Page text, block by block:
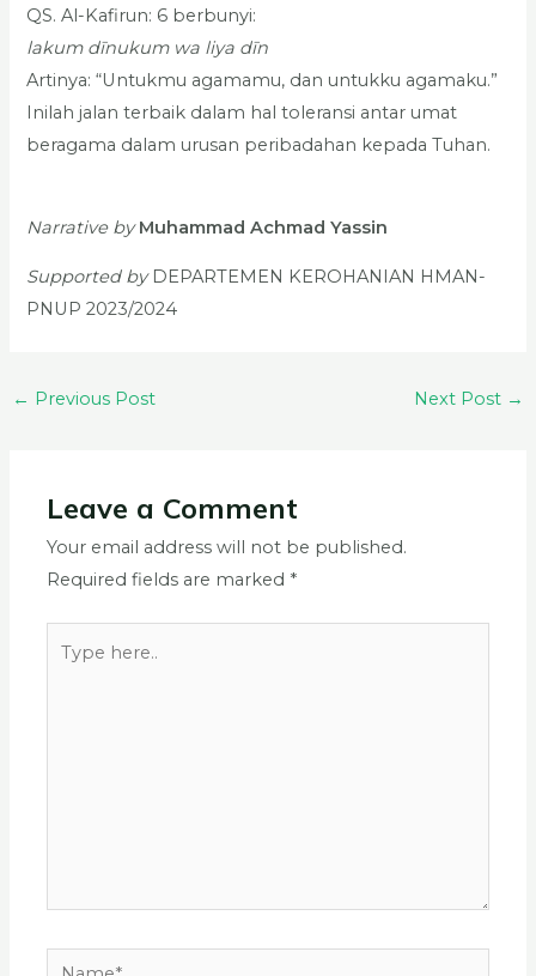
QS. Al-Kafirun: 6 berbunyi:
lakum dīnukum wa liya dīn
Artinya: “Untukmu agamamu, dan untukku agamaku.”
Inilah jalan terbaik dalam hal toleransi antar umat
beragama dalam urusan peribadahan kepada Tuhan.
Narrative byMuhammad Achmad Yassin
Supported by DEPARTEMEN KEROHANIAN HMAN-
PNUP 2023/2024
← Previous Post Next Post →
Leave a Comment
Your email address will not be published.
Required fields are marked *
here..
Name*